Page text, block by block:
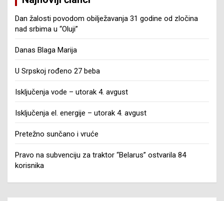
Dan žalosti povodom obilježavanja 31 godine od zločina
nad srbima u “Oluji”
Danas Blaga Marija
U Srpskoj rođeno 27 beba
Isključenja vode – utorak 4. avgust
Isključenja el. energije – utorak 4. avgust
Pretežno sunčano i vruće
Pravo na subvenciju za traktor “Belarus” ostvarila 84
korisnika